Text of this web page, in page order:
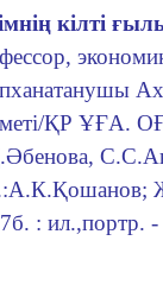
кілтi
ҚР ҰҒА.
: ил.,портр.